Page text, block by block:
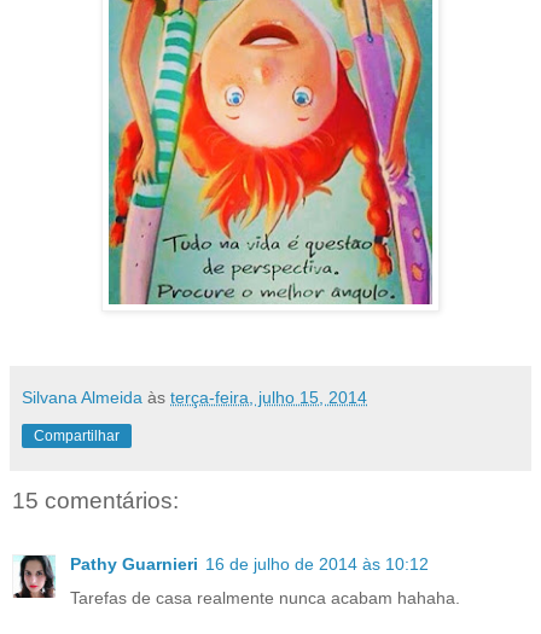
Silvana Almeida às terça-feira, julho 15, 2014
Compartilhar
15 comentários:
Pathy Guarnieri 16 de julho de 2014 às 10:12
Tarefas de casa realmente nunca acabam hahaha.